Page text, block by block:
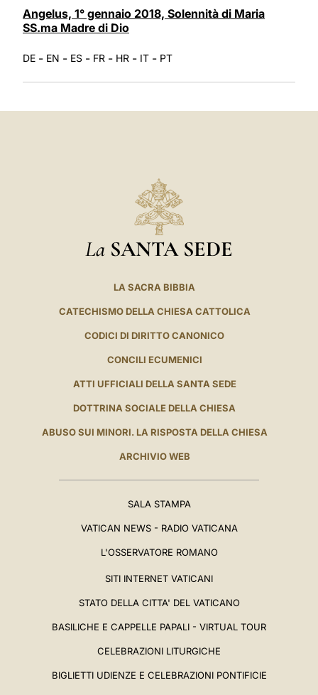
Angelus, 1° gennaio 2018, Solennità di Maria
SS.ma Madre di Dio
DE - EN - ES - FR - HR - IT - PT
La SANTA SEDE
LA SACRA BIBBIA
CATECHISMO DELLA CHIESA CATTOLICA
CODICI DI DIRITTO CANONICO
CONCILI ECUMENICI
ATTI UFFICIALI DELLA SANTA SEDE
DOTTRINA SOCIALE DELLA CHIESA
ABUSO SUI MINORI. LA RISPOSTA DELLA CHIESA
ARCHIVIO WEB
SALA STAMPA
VATICAN NEWS - RADIO VATICANA
L'OSSERVATORE ROMANO
SITI INTERNET VATICANI
STATO DELLA CITTA' DEL VATICANO
BASILICHE E CAPPELLE PAPALI - VIRTUAL TOUR
CELEBRAZIONI LITURGICHE
BIGLIETTI UDIENZE E CELEBRAZIONI PONTIFICIE